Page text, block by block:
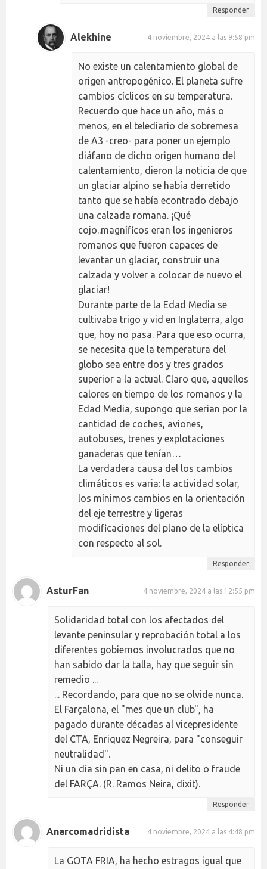
Responder
Alekhine 4 noviembre, 2024 a las 9:58 pm
No existe un calentamiento global de
origen antropogénico. El planeta sufre
cambios cíclicos en su temperatura.
Recuerdo que hace un año, más o
menos, en el telediario de sobremesa
de A3 -creo- para poner un ejemplo
diáfano de dicho origen humano del
calentamiento, dieron la noticia de que
un glaciar alpino se había derretido
tanto que se había econtrado debajo
una calzada romana. ¡Qué
cojo..magníficos eran los ingenieros
romanos que fueron capaces de
levantar un glaciar, construir una
calzada y volver a colocar de nuevo el
glaciar!
Durante parte de la Edad Media se
cultivaba trigo y vid en Inglaterra, algo
que, hoy no pasa. Para que eso ocurra,
se necesita que la temperatura del
globo sea entre dos y tres grados
superior a la actual. Claro que, aquellos
calores en tiempo de los romanos y la
Edad Media, supongo que serian por la
cantidad de coches, aviones,
autobuses, trenes y explotaciones
ganaderas que tenían…
La verdadera causa del los cambios
climáticos es varia: la actividad solar,
los mínimos cambios en la orientación
del eje terrestre y ligeras
modificaciones del plano de la elíptica
con respecto al sol.
Responder
AsturFan 4 noviembre, 2024 a las 12:55 pm
Solidaridad total con los afectados del
levante peninsular y reprobación total a los
diferentes gobiernos involucrados que no
han sabido dar la talla, hay que seguir sin
remedio ...
... Recordando, para que no se olvide nunca.
El Farçalona, el "mes que un club", ha
pagado durante décadas al vicepresidente
del CTA, Enriquez Negreira, para "conseguir
neutralidad".
Ni un día sin pan en casa, ni delito o fraude
del FARÇA. (R. Ramos Neira, dixit).
Responder
Anarcomadridista 4 noviembre, 2024 a las 4:48 pm
La GOTA FRIA, ha hecho estragos igual que